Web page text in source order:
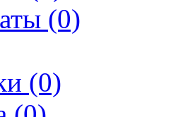
(0)
(0)